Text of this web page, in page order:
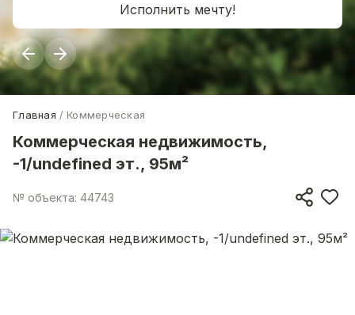
Исполнить мечту!
Главная Коммерческая
Коммерческая недвижимость,
-1/undefined эт., 95м²
№ объекта: 44743